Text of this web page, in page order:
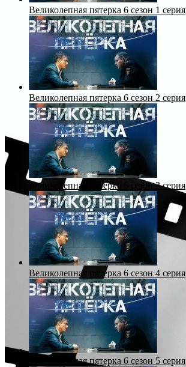
Великолепная пятерка 6 сезон 1 серия
Великолепная пятерка 6 сезон 2 серия
Великолепная пятерка 6 сезон 3 серия
Великолепная пятерка 6 сезон 4 серия
Великолепная пятерка 6 сезон 5 серия